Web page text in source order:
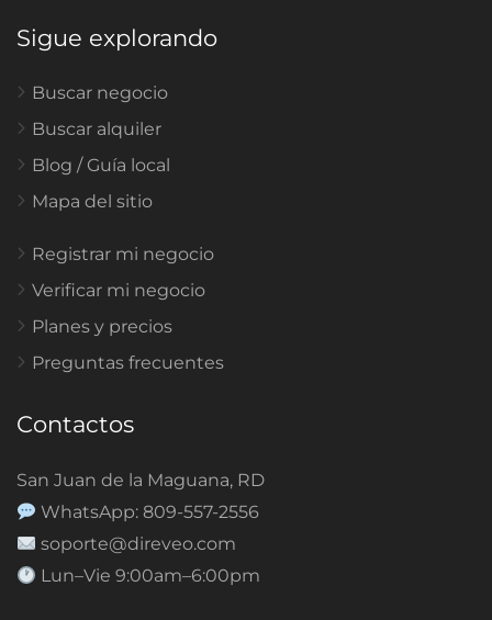
Sigue explorando
Buscar negocio
Buscar alquiler
Blog / Guía local
Mapa del sitio
Registrar mi negocio
Verificar mi negocio
Planes y precios
Preguntas frecuentes
Contactos
San Juan de la Maguana, RD
WhatsApp: 809-557-2556
soporte@direveo.com
Lun–Vie 9:00am–6:00pm